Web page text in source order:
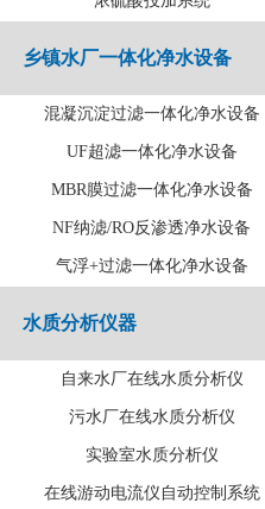
乡镇水厂一体化净水设备
混凝沉淀过滤一体化净水设备
UF超滤一体化净水设备
MBR膜过滤一体化净水设备
NF纳滤/RO反渗透净水设备
气浮+过滤一体化净水设备
水质分析仪器
自来水厂在线水质分析仪
污水厂在线水质分析仪
实验室水质分析仪
在线游动电流仪自动控制系统